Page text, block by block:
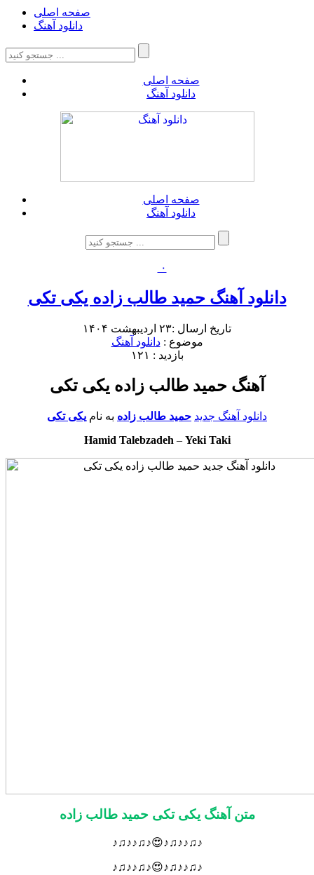
صفحه اصلی
دانلود آهنگ
صفحه اصلی
دانلود آهنگ
صفحه اصلی
دانلود آهنگ
۰
دانلود آهنگ حمید طالب زاده یکی تکی
تاریخ ارسال :۲۳ اردیبهشت ۱۴۰۴
موضوع :دانلود آهنگ
بازدید : ۱۲۱
آهنگ حمید طالب زاده یکی تکی
دانلود آهنگ جدید حمید طالب زاده به نام یکی تکی
Hamid Talebzadeh – Yeki Taki
متن آهنگ یکی تکی حمید طالب زاده
♪♫♪♪♫♪😍♪♫♪♪♫♪
♪♫♪♪♫♪😍♪♫♪♪♫♪